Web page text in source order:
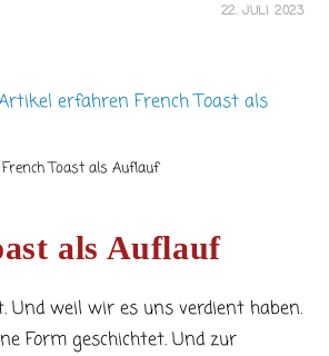
22. JULI 2023
French Toast als Auflauf
als Auflauf
Und weil wir es uns verdient haben.
Form geschichtet. Und zur